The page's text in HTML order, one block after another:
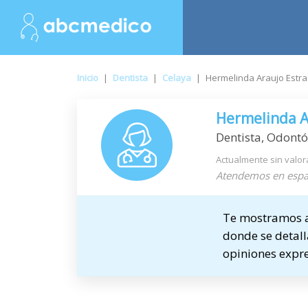
Inicio | Dentista | Celaya | Hermelinda Araujo
Hermelinda
Dentista,
Actualmente sin
Atendemos en
Te mostramos
donde se
opiniones